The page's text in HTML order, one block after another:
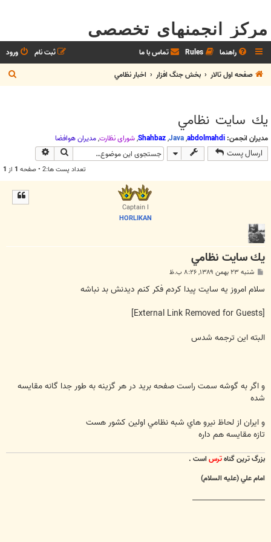
مرکز انجمنهای تخصصی
راهنما Rules تماس با ما ورود
ثبت نام
صفحه اول تالار
بخش جنگ افزار اخبار نظامي
س
يك سايت نظامي
مدیران انجمن: abdolmahdi
,
Java
,
Shahbaz
,شوراي نظارت,مديران هوافضا
ارسال پست جستجو
تعداد پست ها:2 • صفحه 1 از 1
Captain I
HORLIKAN
يك سايت نظامي
ت
شنبه ۲۳ بهمن ۱۳۸۹, ۸:۲۶ ب.ظ
سلام امروز يه سايت پيدا كردم فكر كنم ديدنش بد نباشه
[External Link Removed for Guests]
البته اين ترجمه شدس
و اگر به گوشه سمت راست صفحه بريد در هر گزينه به طور جدا گانه مقايسه
شده
و ايران از لحاظ نيرو هاي شبه نظامي اولين كشور هست
تازه مقايسه هم داره
بزرگ ترين گناهترس است .
امام علي (عليه السلام)
________________________